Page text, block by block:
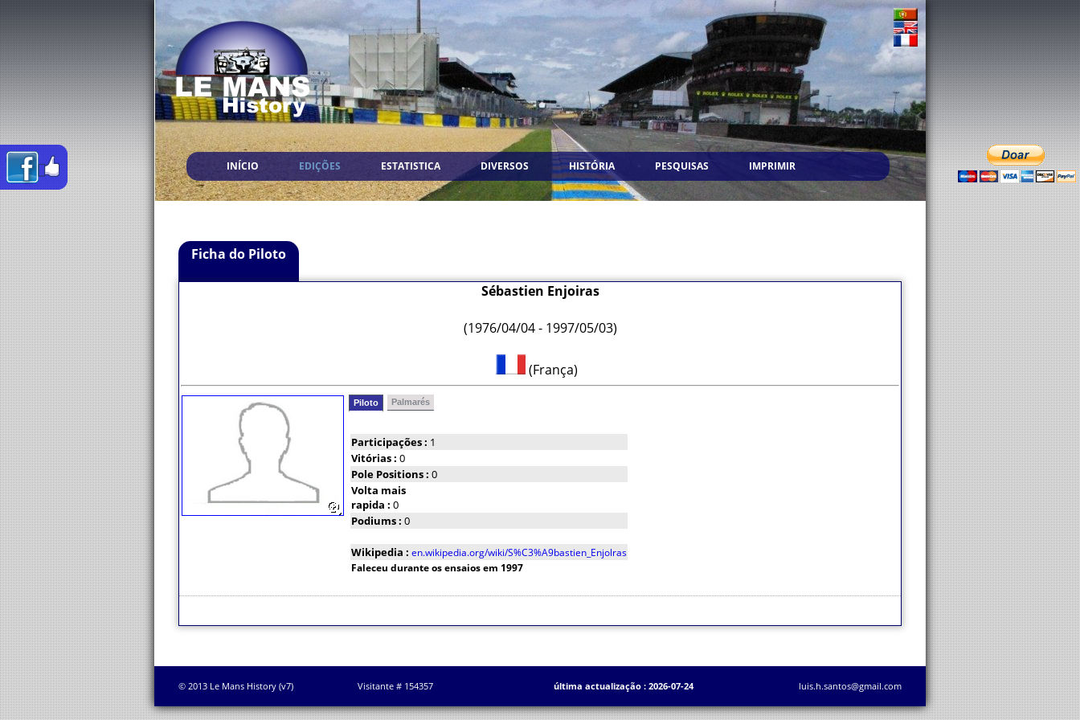
INÍCIO EDIÇÕES ESTATISTICA DIVERSOS HISTÓRIA PESQUISAS IMPRIMIR
Ficha do Piloto
Sébastien Enjoiras
(1976/04/04 - 1997/05/03)
(França)
Piloto Palmarés
Participações : 1
Vitórias : 0
Pole Positions : 0
Volta mais
rapida : 0
Podiums : 0
Wikipedia : en.wikipedia.org/wiki/S%C3%A9bastien_Enjolras
Faleceu durante os ensaios em 1997
© 2013 Le Mans History (v7) Visitante # 154357 última actualização : 2026-07-24 luis.h.santos@gmail.com